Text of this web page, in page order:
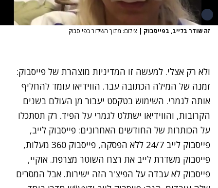
זה שודר בלייב, בפייסבוק | צילום: מתוך השידור בפייסבוק
ולא רק אצלי. למעשה זו המדיניות מוצהרת של פייסבוק:
זמנה של המילה הכתובה עבר. הווידיאו עומד להחליף
אותה לגמרי. השימוש בטקסט יעבור מן העולם בשנים
הקרובות, והווידיאו ישתלט לגמרי על הפיד. רק תסתכלו
על הכותרות של החודשים האחרונים: פייסבוק לייב,
פייסבוק לייב 24/7 ללא הפסקה
, פייסבוק 360 מעלות,
פייסבוק משדרת לייב את רצח השוטר מצרפת. אוקיי,
פייסבוק לא עבדה על הפיצ'ר הזה ישירות. אבל המסרים